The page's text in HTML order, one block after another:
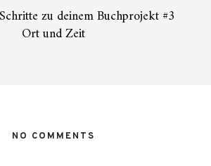
zu deinem Buchprojekt #3
Ort und Zeit
NO COMMENTS